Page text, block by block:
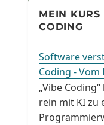
MEIN
CODING
Software
Coding -
„Vibe
rein mit KI zu